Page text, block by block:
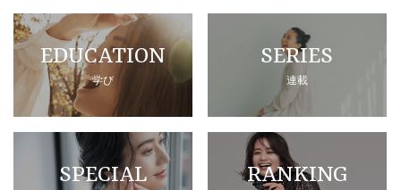
EDUCATION
学び
SERIES
連載
SPECIAL RANKING